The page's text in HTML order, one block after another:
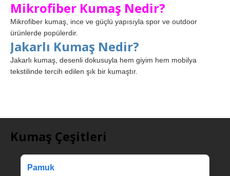
Mikrofiber Kumaş Nedir?
Mikrofiber kumaş, ince ve güçlü yapısıyla spor ve outdoor
ürünlerde popülerdir.
Jakarlı Kumaş Nedir?
Jakarlı kumaş, desenli dokusuyla hem giyim hem mobilya
tekstilinde tercih edilen şık bir kumaştır.
Kumaş Çeşitleri
Pamuk